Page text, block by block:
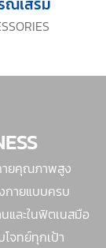
ณ์เสริม
ายคุณภาพสูง
กายแบบครบ
และในฟิตเนสมือ
จทย์ทุกเป้า